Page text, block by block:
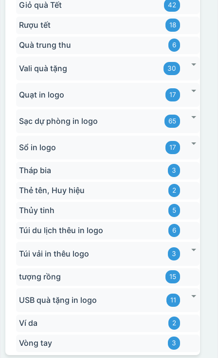
Giỏ quà Tết 42
Rượu tết 18
Quà trung thu 6
Vali quà tặng 30
Quạt in logo 17
Sạc dự phòng in logo 65
Sổ in logo 17
Tháp bia 3
Thẻ tên, Huy hiệu 2
Thủy tinh 5
Túi du lịch thêu in logo 6
Túi vải in thêu logo 3
tượng rồng 15
USB quà tặng in logo 11
Ví da 2
Vòng tay 3